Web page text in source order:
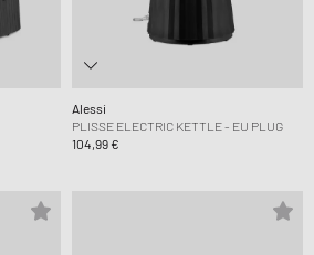
Alessi
PLISSE ELECTRIC KETTLE - EU PLUG
104,99 €